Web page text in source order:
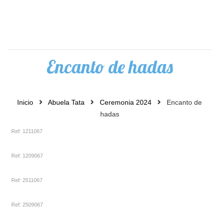
Encanto de hadas
Inicio Abuela Tata Ceremonia 2024
Encanto de
hadas
Ref: 1211067
Ref: 1209067
Ref: 2511067
Ref: 2509067